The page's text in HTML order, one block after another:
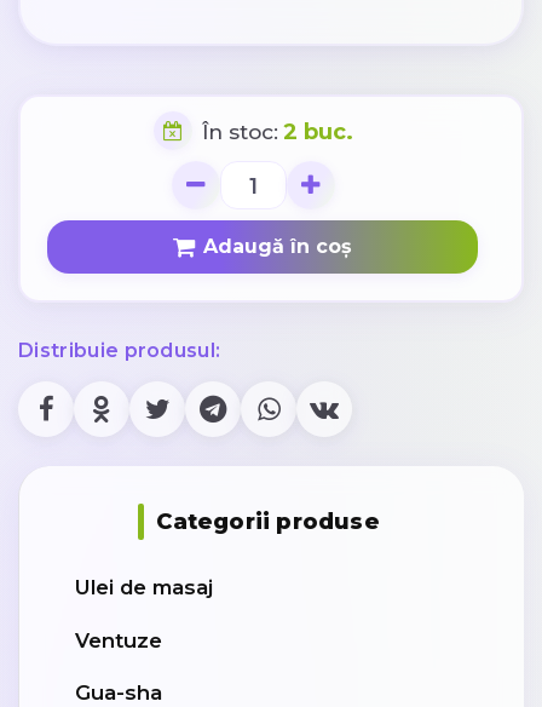
În stoc: 2 buc.
Adaugă în coș
Distribuie produsul:
Categorii produse
Ulei de masaj
Ventuze
Gua-sha